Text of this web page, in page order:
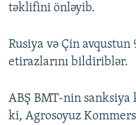
təklifini önləyib.
Rusiya və Çin avqustun
etirazlarını bildiriblər.
ABŞ BMT-nin
ki, Agrosoyuz